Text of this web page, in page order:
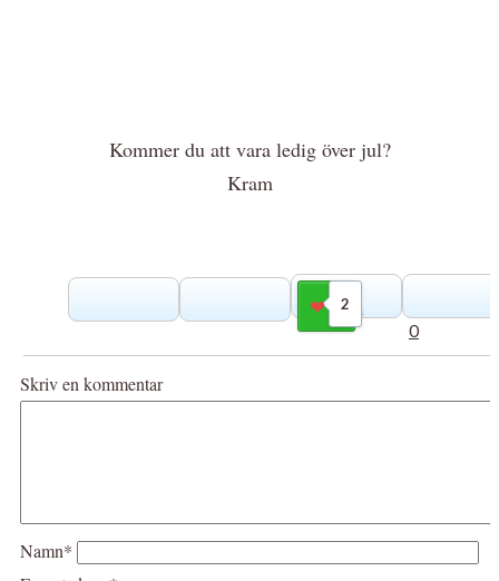
Kommer du att vara ledig över jul?
Kram
2
Gilla
0
Skriv en kommentar
Namn*